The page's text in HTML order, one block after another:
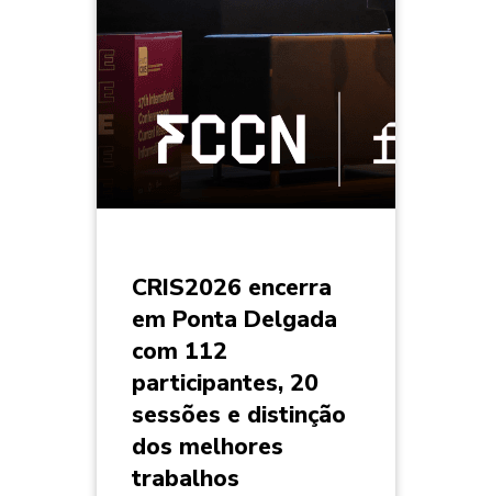
CRIS2026 encerra
em Ponta Delgada
com 112
participantes, 20
sessões e distinção
dos melhores
trabalhos